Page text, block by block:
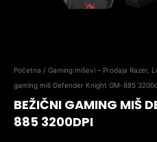
Početna / Gaming miševi – Prodaja Razer,
gaming miš Defender Knight GM-885
BEŽIČNI GAMING MIŠ
885 3200DPI